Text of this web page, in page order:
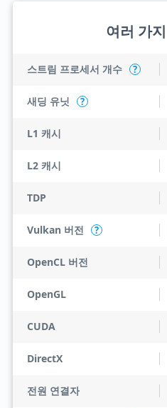
여러 가
스트림 프로세서 개수 ?
새딩 유닛 ?
L1 캐시
L2 캐시
TDP
Vulkan 버전 ?
OpenCL 버전
OpenGL
CUDA
DirectX
전원 연결자